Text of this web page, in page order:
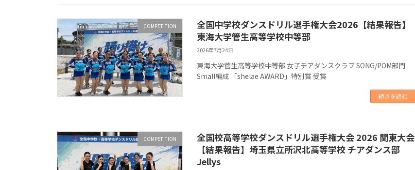
COMPETITION
全国中学校ダンスドリル選手権大会2026【結果報告】
東海大学管生高等学校中等部
2026年7月24日
東海大学菅生高等学校中等部 女子チアダンスクラブ SONG/POM部門
Small編成 「shelae AWARD」特別賞 受賞
続きを読む
COMPETITION
全国校高等学校ダンスドリル選手権大会 2026 関東大会
【結果報告】埼玉県立所沢北高等学校 チアダンス部
Jellys